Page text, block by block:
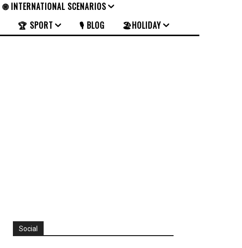
🌐 INTERNATIONAL SCENARIOS
🏆 SPORT 🎙️ BLOG 🏖️HOLIDAY
Social